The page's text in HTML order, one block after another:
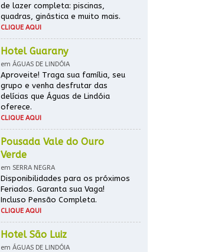
de lazer completa: piscinas,
quadras, ginástica e muito mais.
CLIQUE AQUI
Hotel Guarany
em ÁGUAS DE LINDÓIA
Aproveite! Traga sua família, seu
grupo e venha desfrutar das
delícias que Águas de Lindóia
oferece.
CLIQUE AQUI
Pousada Vale do Ouro
Verde
em SERRA NEGRA
Disponibilidades para os próximos
Feriados. Garanta sua Vaga!
Incluso Pensão Completa.
CLIQUE AQUI
Hotel São Luiz
em ÁGUAS DE LINDÓIA